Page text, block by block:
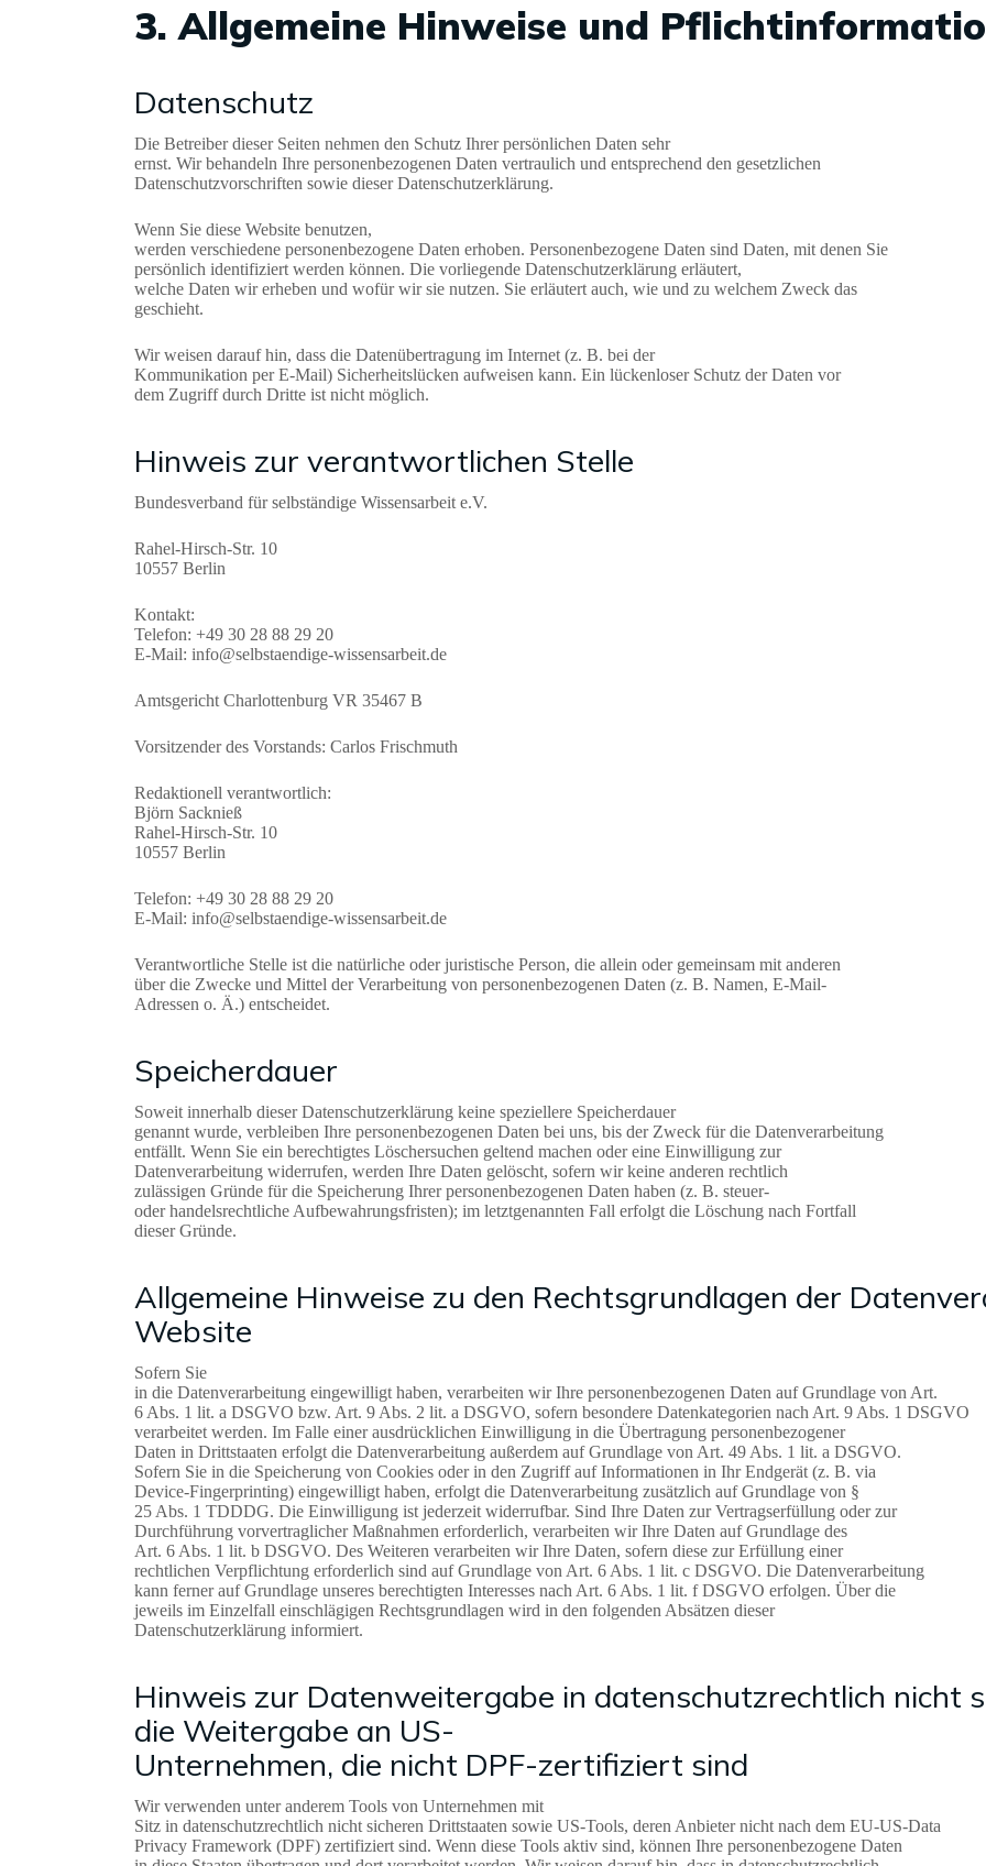
3. Allgemeine Hinweise und
Datenschutz
Die Betreiber dieser Seiten nehmen den Schutz Ihrer persönlichen Daten sehr
ernst. Wir behandeln Ihre personenbezogenen Daten vertraulich und entsprechend den gesetzlichen
Datenschutzvorschriften sowie dieser Datenschutzerklärung.
Wenn Sie diese Website benutzen,
werden verschiedene personenbezogene Daten erhoben. Personenbezogene Daten sind Daten, mit denen Sie
persönlich identifiziert werden können. Die vorliegende Datenschutzerklärung erläutert,
welche Daten wir erheben und wofür wir sie nutzen. Sie erläutert auch, wie und zu welchem Zweck das
geschieht.
Wir weisen darauf hin, dass die Datenübertragung im Internet (z. B. bei der
Kommunikation per E-Mail) Sicherheitslücken aufweisen kann. Ein lückenloser Schutz der Daten vor
dem Zugriff durch Dritte ist nicht möglich.
Hinweis zur verantwortlichen Stelle
Bundesverband für selbständige Wissensarbeit e.V.
Rahel-Hirsch-Str. 10
10557 Berlin
Kontakt:
Telefon: +49 30 28 88 29 20
E-Mail: info@selbstaendige-wissensarbeit.de
Amtsgericht Charlottenburg VR 35467 B
Vorsitzender des Vorstands: Carlos Frischmuth
Redaktionell verantwortlich:
Björn Sacknieß
Rahel-Hirsch-Str. 10
10557 Berlin
Telefon: +49 30 28 88 29 20
E-Mail: info@selbstaendige-wissensarbeit.de
Verantwortliche Stelle ist die natürliche oder juristische Person, die allein oder gemeinsam mit anderen
über die Zwecke und Mittel der Verarbeitung von personenbezogenen Daten (z. B. Namen, E-Mail-
Adressen o. Ä.) entscheidet.
Speicherdauer
Soweit innerhalb dieser Datenschutzerklärung keine speziellere Speicherdauer
genannt wurde, verbleiben Ihre personenbezogenen Daten bei uns, bis der Zweck für die Datenverarbeitung
entfällt. Wenn Sie ein berechtigtes Löschersuchen geltend machen oder eine Einwilligung zur
Datenverarbeitung widerrufen, werden Ihre Daten gelöscht, sofern wir keine anderen rechtlich
zulässigen Gründe für die Speicherung Ihrer personenbezogenen Daten haben (z. B. steuer-
oder handelsrechtliche Aufbewahrungsfristen); im letztgenannten Fall erfolgt die Löschung nach Fortfall
dieser Gründe.
Allgemeine Hinweise zu den Rechtsgrundlagen der
Website
Sofern Sie
in die Datenverarbeitung eingewilligt haben, verarbeiten wir Ihre personenbezogenen Daten auf Grundlage von Art.
6 Abs. 1 lit. a DSGVO bzw. Art. 9 Abs. 2 lit. a DSGVO, sofern besondere Datenkategorien nach Art. 9 Abs. 1 DSGVO
verarbeitet werden. Im Falle einer ausdrücklichen Einwilligung in die Übertragung personenbezogener
Daten in Drittstaaten erfolgt die Datenverarbeitung außerdem auf Grundlage von Art. 49 Abs. 1 lit. a DSGVO.
Sofern Sie in die Speicherung von Cookies oder in den Zugriff auf Informationen in Ihr Endgerät (z. B. via
Device-Fingerprinting) eingewilligt haben, erfolgt die Datenverarbeitung zusätzlich auf Grundlage von §
25 Abs. 1 TDDDG. Die Einwilligung ist jederzeit widerrufbar. Sind Ihre Daten zur Vertragserfüllung oder zur
Durchführung vorvertraglicher Maßnahmen erforderlich, verarbeiten wir Ihre Daten auf Grundlage des
Art. 6 Abs. 1 lit. b DSGVO. Des Weiteren verarbeiten wir Ihre Daten, sofern diese zur Erfüllung einer
rechtlichen Verpflichtung erforderlich sind auf Grundlage von Art. 6 Abs. 1 lit. c DSGVO. Die Datenverarbeitung
kann ferner auf Grundlage unseres berechtigten Interesses nach Art. 6 Abs. 1 lit. f DSGVO erfolgen. Über die
jeweils im Einzelfall einschlägigen Rechtsgrundlagen wird in den folgenden Absätzen dieser
Datenschutzerklärung informiert.
Hinweis zur Datenweitergabe in datenschutzrechtlich nicht
die Weitergabe an US-
Unternehmen, die nicht DPF-zertifiziert sind
Wir verwenden unter anderem Tools von Unternehmen mit
Sitz in datenschutzrechtlich nicht sicheren Drittstaaten sowie US-Tools, deren Anbieter nicht nach dem EU-US-Data
Privacy Framework (DPF) zertifiziert sind. Wenn diese Tools aktiv sind, können Ihre personenbezogene Daten